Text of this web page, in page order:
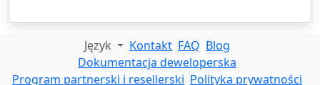
Język Kontakt FAQ Blog
Dokumentacja deweloperska
Program partnerski i resellerski Polityka prywatności